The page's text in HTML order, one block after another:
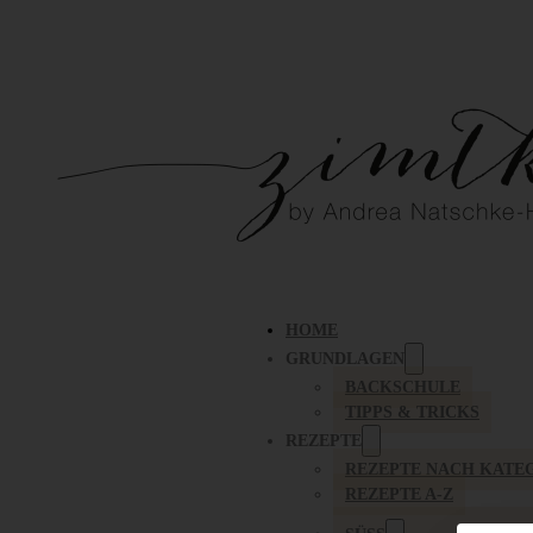
HOME
GRUNDLAGEN
BACKSCHULE
TIPPS & TRICKS
REZEPTE
REZEPTE NACH
REZEPTE A-Z